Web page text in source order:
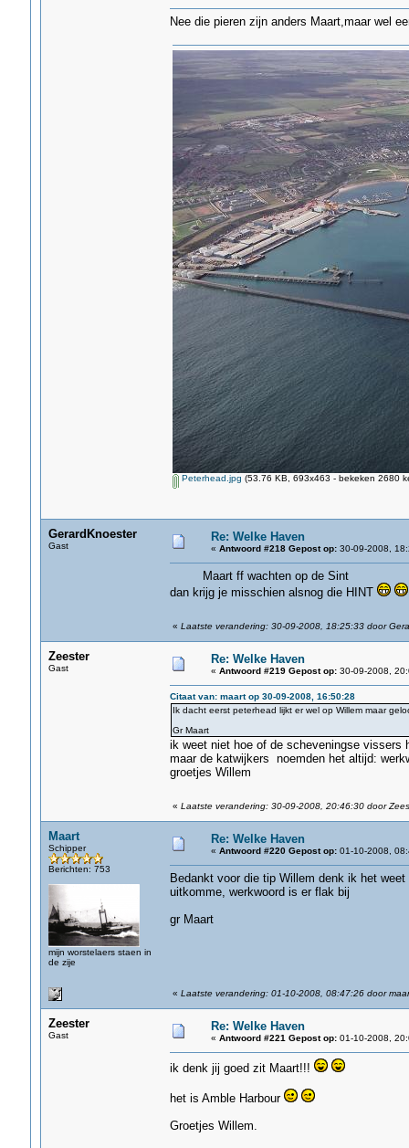
Nee die pieren zijn anders Maart,maar wel
Peterhead.jpg (53.76 KB, 693x463 - bekeken 2680
GerardKnoester
Gast
Re: Welke Haven
« Antwoord #218 Gepost op:30-09-2008,
Maart ff wachten op de Sint
dan krijg je misschien alsnog die HINT
« Laatste verandering: 30-09-2008, 18:25:33 door
Zeester
Gast
Re: Welke Haven
« Antwoord #219 Gepost op:30-09-2008,
Citaat van: maart op 30-09-2008, 16:50:28
Ik dacht eerst peterhead lijkt er wel op Willem maar
Gr Maart
ik weet niet hoe of de scheveningse vissers
maar de katwijkers noemden het altijd:
groetjes Willem
« Laatste verandering: 30-09-2008, 20:46:30 door
Maart
Schipper
Berichten: 753
mijn worstelaers staen in
de zije
Re: Welke Haven
« Antwoord #220 Gepost op:01-10-2008,
Bedankt voor die tip Willem denk ik het
uitkomme, werkwoord is er flak bij
gr Maart
« Laatste verandering: 01-10-2008, 08:47:26 door
Zeester
Gast
Re: Welke Haven
« Antwoord #221 Gepost op:01-10-2008,
ik denk jij goed zit Maart!!!
het is Amble Harbour
Groetjes Willem.